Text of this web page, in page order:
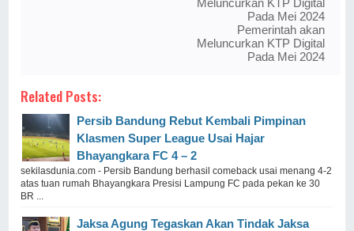
Pada Mei 2024
Pemerintah akan
Meluncurkan KTP Digital
Pada Mei 2024
Related Posts:
Persib Bandung Rebut Kembali Pimpinan
Klasmen Super League Usai Hajar
Bhayangkara FC 4 – 2
sekilasdunia.com - Persib Bandung berhasil comeback usai menang 4-2
atas tuan rumah Bhayangkara Presisi Lampung FC pada pekan ke 30
BR ...
Jaksa Agung Tegaskan Akan Tindak Jaksa